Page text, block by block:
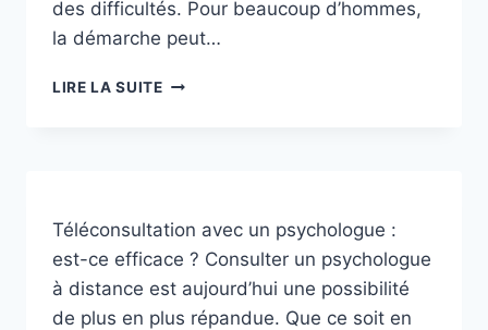
des difficultés. Pour beaucoup d’hommes,
la démarche peut…
LIRE LA SUITEPOURQUOI
UN
PSYCHOLOGUE
?
Téléconsultation avec un psychologue :
est-ce efficace ? Consulter un psychologue
à distance est aujourd’hui une possibilité
de plus en plus répandue. Que ce soit en